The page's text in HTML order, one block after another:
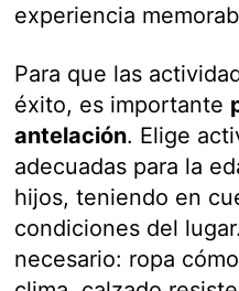
experiencia
Para que las
éxito, es importante
antelación. Elige
adecuadas para la
hijos, teniendo en
condiciones del
necesario: ropa